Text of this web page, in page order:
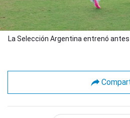
La Selección Argentina entrenó